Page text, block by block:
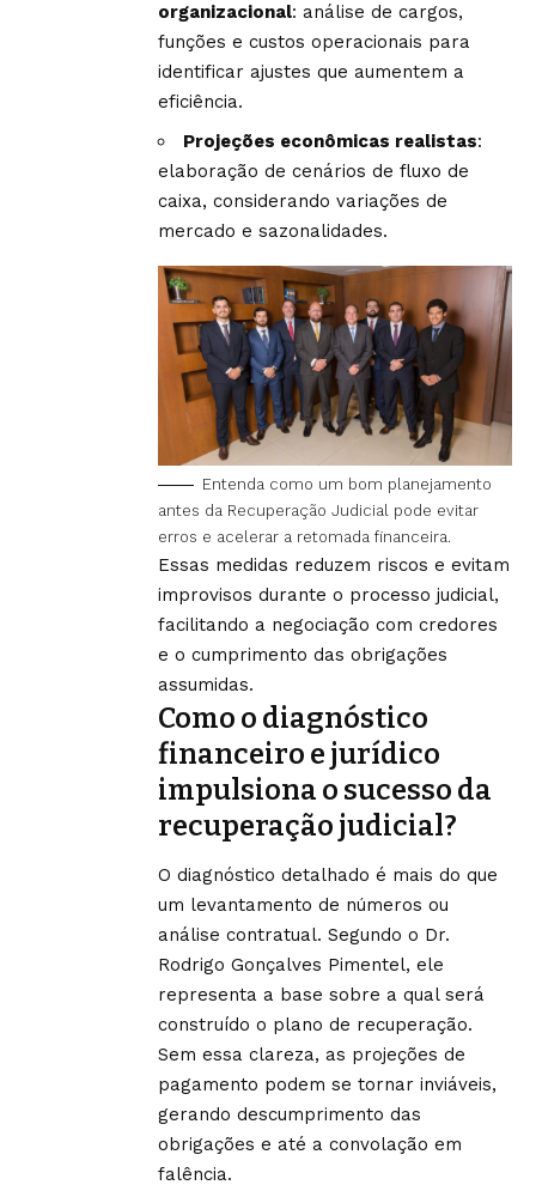
organizacional: análise de cargos,
funções e custos operacionais para
identificar ajustes que aumentem a
eficiência.
Projeções econômicas realistas:
elaboração de cenários de fluxo de
caixa, considerando variações de
mercado e sazonalidades.
Entenda como um bom planejamento
antes da Recuperação Judicial pode evitar
erros e acelerar a retomada financeira.
Essas medidas reduzem riscos e evitam
improvisos durante o processo judicial,
facilitando a negociação com credores
e o cumprimento das obrigações
assumidas.
Como o diagnóstico
financeiro e jurídico
impulsiona o sucesso da
recuperação judicial?
O diagnóstico detalhado é mais do que
um levantamento de números ou
análise contratual. Segundo o Dr.
Rodrigo Gonçalves Pimentel, ele
representa a base sobre a qual será
construído o plano de recuperação.
Sem essa clareza, as projeções de
pagamento podem se tornar inviáveis,
gerando descumprimento das
obrigações e até a convolação em
falência.